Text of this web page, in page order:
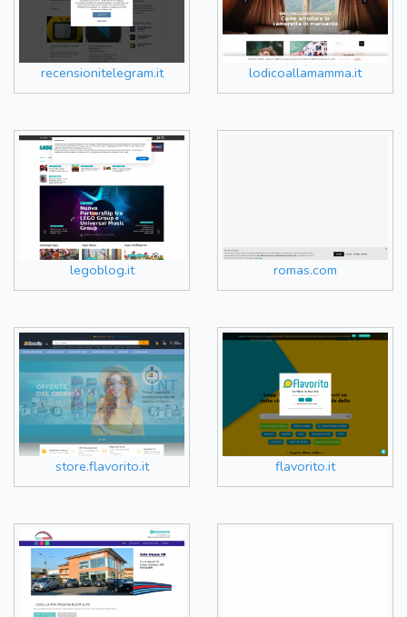
recensionitelegram.it lodicoallamamma.it
legoblog.it romas.com
store.flavorito.it flavorito.it